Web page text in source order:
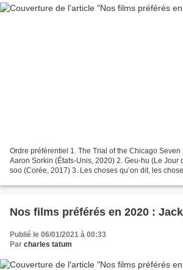
Ordre préférentiel 1. The Trial of the Chicago
Aaron Sorkin (États-Unis, 2020) 2. Geu-hu (Le Jour
soo (Corée, 2017) 3. Les choses qu’on dit, les
Nos films préférés en 2020 :
Publié le 06/01/2021 à 00:33
Par charles tatum